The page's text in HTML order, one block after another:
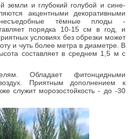
земли и глубокий голубой и сине-
акцентными декоративными
несъедобные тёмные плоды -
порядка 10-15 см в год, и
условиях без обрезки может
и чуть более метра в диаметре. В
составляет в среднем 1,5 м с
Обладает фитонцидными
Приятным дополнением к
служит морозостойкость - до -30